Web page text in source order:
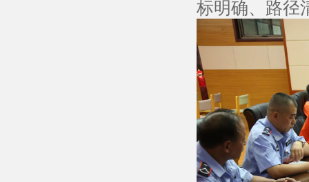
标明确、路径